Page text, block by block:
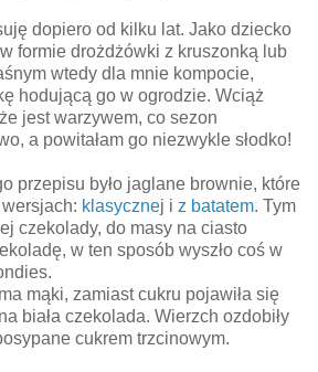
dopiero od kilku lat. Jako dziecko
formie drożdżówki z kruszonką lub
wtedy dla mnie kompocie,
hodującą go w ogrodzie. Wciąż
jest warzywem, co sezon
a powitałam go niezwykle słodko!
przepisu było jaglane brownie, które
klasycznej i z batatem. Tym
czekolady, do masy na ciasto
w ten sposób wyszło coś w
mąki, zamiast cukru pojawiła się
biała czekolada. Wierzch ozdobiły
cukrem trzcinowym.